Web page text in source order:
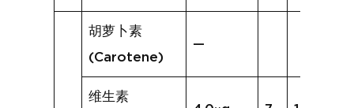
胡萝卜素
(Carotene)
—
维生素